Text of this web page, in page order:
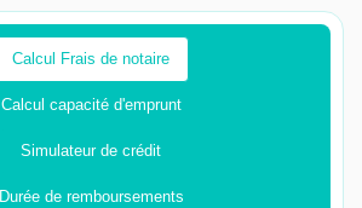
Calcul Frais de notaire
Calcul capacité d'emprunt
Simulateur de crédit
Durée de remboursements